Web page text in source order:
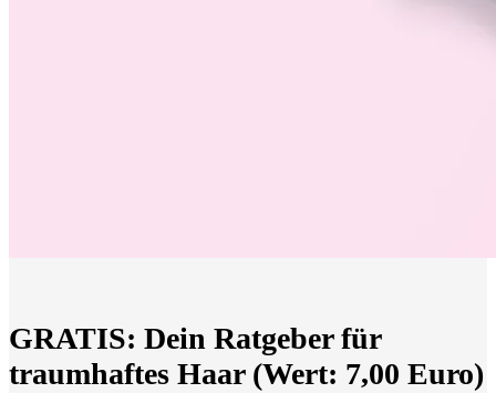
GRATIS: Dein Ratgeber für
traumhaftes Haar (Wert: 7,00 Euro)